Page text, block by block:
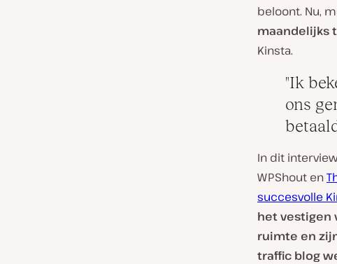
beloont. Nu,
maandelijks
Kinsta.
Ik
ons
In dit
WPShout en
succesvolle
het vestigen
ruimte en
traffic blog